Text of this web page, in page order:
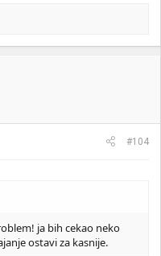
#104
ja bih cekao neko
ostavi za kasnije.